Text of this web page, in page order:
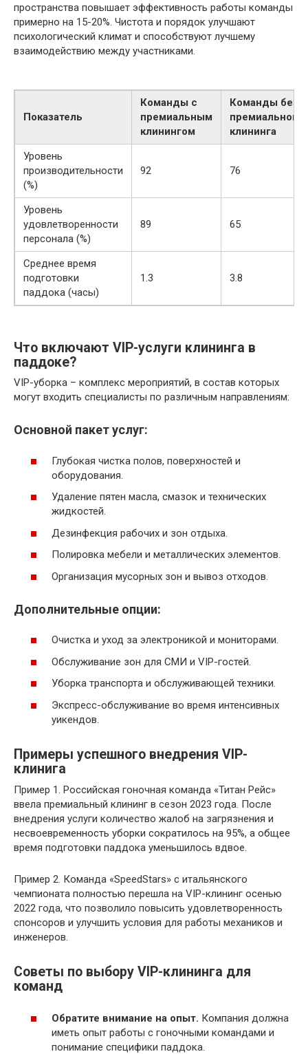
пространства повышает эффективность работы команды
примерно на 15-20%. Чистота и порядок улучшают
психологический климат и способствуют лучшему
взаимодействию между участниками.
Показатель
Команды с
премиальным
клинингом
Команды без
премиального
клининга
Уровень
производительности
(%)
92 76
Уровень
удовлетворенности
персонала (%)
89 65
Среднее время
подготовки
паддока (часы)
1.3 3.8
Что включают VIP-услуги клининга в
паддоке?
VIP-уборка – комплекс мероприятий, в состав которых
могут входить специалисты по различным направлениям:
Основной пакет услуг:
Глубокая чистка полов, поверхностей и
оборудования.
Удаление пятен масла, смазок и технических
жидкостей.
Дезинфекция рабочих и зон отдыха.
Полировка мебели и металлических элементов.
Организация мусорных зон и вывоз отходов.
Дополнительные опции:
Очистка и уход за электроникой и мониторами.
Обслуживание зон для СМИ и VIP-гостей.
Уборка транспорта и обслуживающей техники.
Экспресс-обслуживание во время интенсивных
уикендов.
Примеры успешного внедрения VIP-
клинига
Пример 1. Российская гоночная команда «Титан Рейс»
ввела премиальный клининг в сезон 2023 года. После
внедрения услуги количество жалоб на загрязнения и
несвоевременность уборки сократилось на 95%, а общее
время подготовки паддока уменьшилось вдвое.
Пример 2. Команда «SpeedStars» с итальянского
чемпионата полностью перешла на VIP-клининг осенью
2022 года, что позволило повысить удовлетворенность
спонсоров и улучшить условия для работы механиков и
инженеров.
Советы по выбору VIP-клининга для
команд
Обратите внимание на опыт. Компания должна
иметь опыт работы с гоночными командами и
понимание специфики паддока.